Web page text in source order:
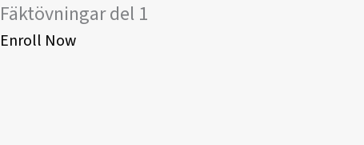
Fäktövningar del 1
Enroll Now